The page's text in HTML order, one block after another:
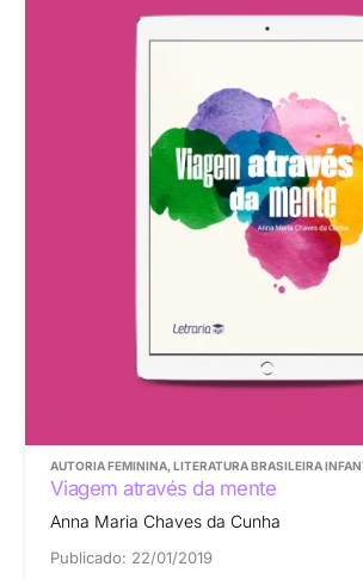
AUTORIA FEMININA, LITERATURA BRASILEIRA
Viagem através da mente
Anna Maria Chaves da Cunha
Publicado: 22/01/2019